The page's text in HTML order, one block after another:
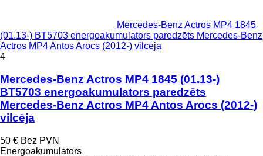
Mercedes-Benz Actros MP4 1845
(01.13-) BT5703 energoakumulators paredzēts Mercedes-Benz
Actros MP4 Antos Arocs (2012-) vilcēja
4
Mercedes-Benz Actros MP4 1845 (01.13-)
BT5703 energoakumulators paredzēts
Mercedes-Benz Actros MP4 Antos Arocs (2012-)
vilcēja
50 € Bez PVN
Energoakumulators